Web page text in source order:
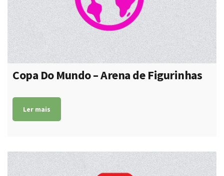
Copa Do Mundo – Arena de Figurinhas
Ler mais